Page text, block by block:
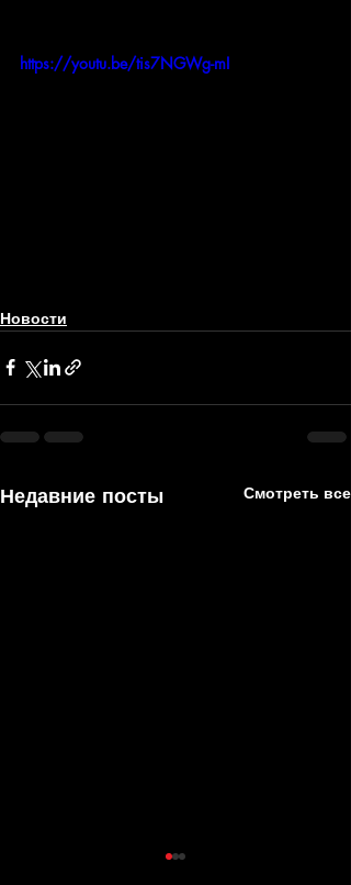
https://youtu.be/tis7NGWg-mI
Новости
Недавние посты Смотреть все